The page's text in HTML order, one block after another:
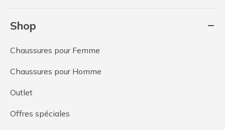
Shop
Chaussures pour Femme
Chaussures pour Homme
Outlet
Offres spéciales